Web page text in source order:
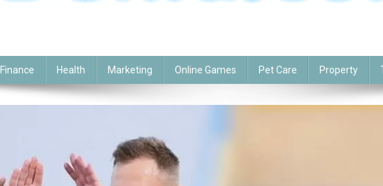
Finance Health Marketing Online Games Pet Care Property